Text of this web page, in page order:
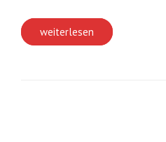
weiterlesen